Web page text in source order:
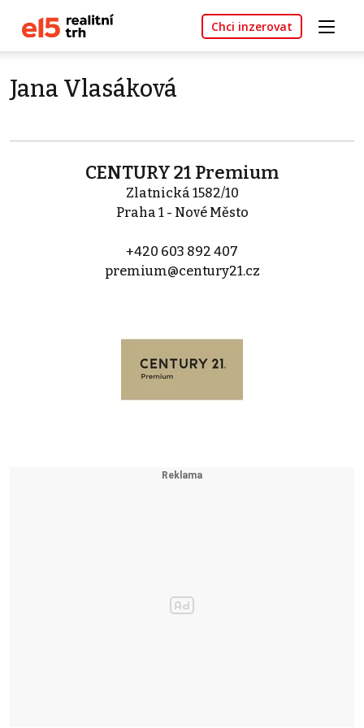
Chci inzerovat
Jana Vlasáková
CENTURY 21 Premium
Zlatnická 1582/10
Praha 1 - Nové Město
+420 603 892 407
premium@century21.cz